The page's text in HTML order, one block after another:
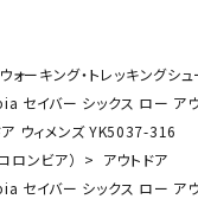
ウォーキング・トレッキングシ
セイバー シックス ロー アウ
ウィメンズ YK5037-316
ンビア）
アウトドア
セイバー シックス ロー アウ